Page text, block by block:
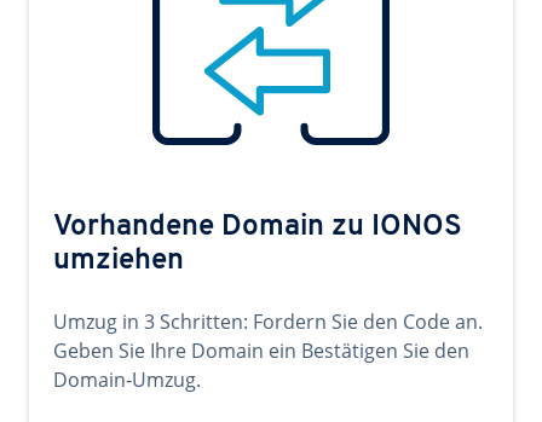
Vorhandene Domain zu IONOS
umziehen
Umzug in 3 Schritten: Fordern Sie den Code an.
Geben Sie Ihre Domain ein Bestätigen Sie den
Domain-Umzug.